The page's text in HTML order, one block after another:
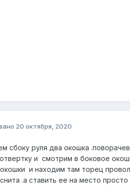
20 октября, 2020
сбоку руля два окошка
и смотрим в боковое
и находим там торец
.а ставить ее на место